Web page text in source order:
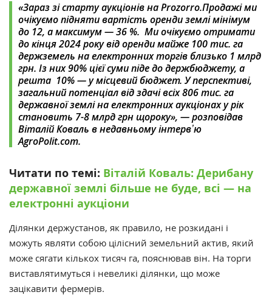
«Зараз зі старту аукціонів на Prozorro.Продажі ми
очікуємо підняти вартість оренди землі мінімум
до 12, а максимум — 36 %. Ми очікуємо отримати
до кінця 2024 року від оренди майже 100 тис. га
держземель на електронних торгів близько 1 млрд
грн. Із них 90% цієї суми піде до держбюджету, а
решта 10% — у місцевий бюджет. У перспективі,
загальний потенціал від здачі всіх 806 тис. га
державної землі на електронних аукціонах у рік
становить 7-8 млрд грн щороку», — розповідав
Віталій Коваль в недавньому інтервʼю
AgroPolit.com.
Читати по темі: Віталій Коваль: Дерибану
державної землі більше не буде, всі — на
електронні аукціони
Ділянки держустанов, як правило, не розкидані і
можуть являти собою цілісний земельний актив, який
може сягати кількох тисяч га, пояснював він. На торги
виставлятимуться і невеликі ділянки, що може
зацікавити фермерів.